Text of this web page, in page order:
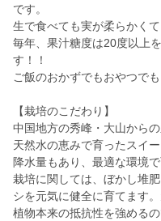
です。
生で食べても実が柔らかく
毎年、果汁糖度は20度以上
す！！
ご飯のおかずでもおやつでも
【栽培のこだわり】
中国地方の秀峰・大山から
天然水の恵みで育ったスイ
降水量もあり、最適な環境で
栽培に関しては、ぼかし堆
シを元気に健全に育てます
植物本来の抵抗性を強める